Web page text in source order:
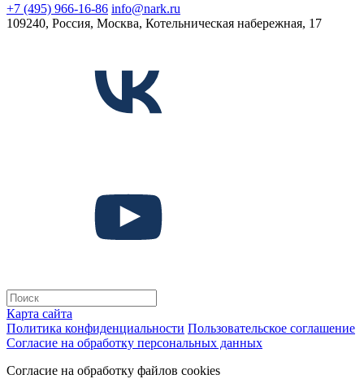
+7 (495) 966-16-86 info@nark.ru
109240, Россия, Москва, Котельническая набережная, 17
Карта сайта
Политика конфиденциальности Пользовательское соглашение
Согласие на обработку персональных данных
Согласие на обработку файлов cookies